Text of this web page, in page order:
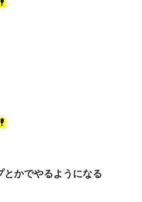
とかでやるようになる